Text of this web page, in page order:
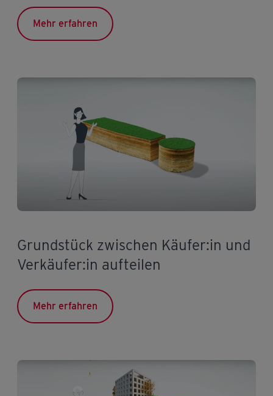
Mehr erfahren
Grundstück zwischen Käufer:in und
Verkäufer:in aufteilen
Mehr erfahren